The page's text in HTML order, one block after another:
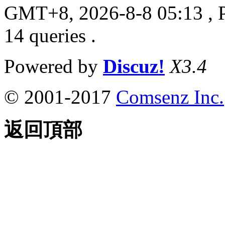
GMT+8, 2026-8-8 05:13 ,
14 queries .
Powered by Discuz! X3.4
© 2001-2017 Comsenz Inc.
返回頂部